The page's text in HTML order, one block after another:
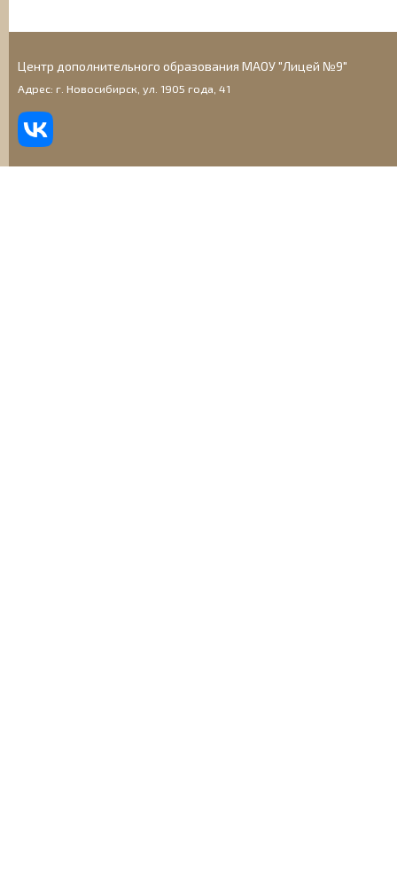
Центр дополнительного образования МАОУ "Лицей №9"
Адрес: г. Новосибирск, ул. 1905 года, 41